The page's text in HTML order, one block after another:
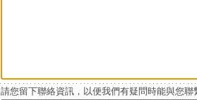
請您留下聯絡資訊，以便我們有疑問時能與您